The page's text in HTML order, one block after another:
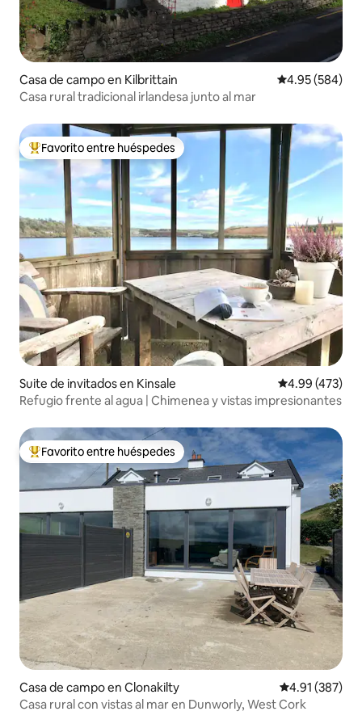
Casa de campo en Kilbrittain Calificación
4.95 (584)
Casa rural tradicional irlandesa junto al mar
Favorito entre huéspedes preferido
Favorito entre huéspedes
Suite de invitados en Kinsale Calificación
4.99 (473)
Refugio frente al agua | Chimenea y vistas impresionantes
Favorito entre huéspedes preferido
Favorito entre huéspedes
Casa de campo en Clonakilty Calificación
4.91 (387)
Casa rural con vistas al mar en Dunworly, West Cork